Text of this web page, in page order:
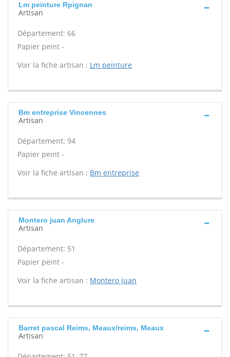
Lm peinture Rpignan
Artisan
Département: 66
Papier peint -
Voir la fiche artisan : Lm peinture
Bm entreprise Vincennes
Artisan
Département: 94
Papier peint -
Voir la fiche artisan : Bm entreprise
Montero juan Anglure
Artisan
Département: 51
Papier peint -
Voir la fiche artisan : Montero juan
Barret pascal Reims, Meaux/reims, Meaux
Artisan